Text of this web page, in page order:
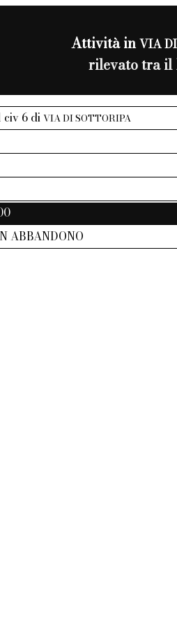
Attività inVIA
rilevato tra il
civ 6 diVIA DI SOTTORIPA
ABBANDONO